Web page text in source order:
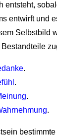
entsteht,
entwirft und
Selbstbild
.
.
.
.